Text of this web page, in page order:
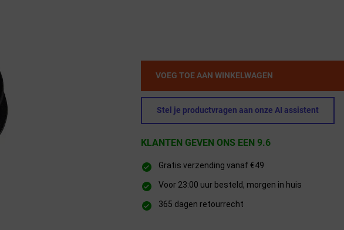
VOEG TOE AAN WINKELWAGEN
Stel je productvragen aan onze AI assistent
KLANTEN GEVEN ONS EEN 9.6
Gratis verzending vanaf €49
Voor 23:00 uur besteld, morgen in huis
365 dagen retourrecht